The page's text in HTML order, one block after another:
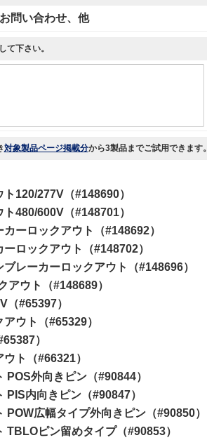
お問い合わせ、他
て下さい。
対象製品ページ掲載分から3製品までご試用できます。
120/277V（#148690）
480/600V（#148701）
ーロックアウト（#148692）
ロックアウト（#148702）
レーカーロックアウト（#148696）
アウト（#148689）
#65397）
ウト（#65329）
）
ト（#66321）
外向きピン（#90844）
内向きピン（#90847）
広幅タイプ外向きピン（#90850）
ピン留めタイプ（#90853）